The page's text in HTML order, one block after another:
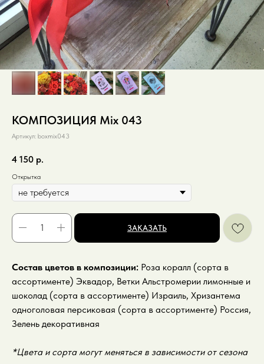
КОМПОЗИЦИЯ Mix 043
Артикул: boxmix043
4 150 р.
Открытка
ЗАКАЗАТЬ
Состав цветов в композиции: Роза коралл (сорта в
ассортименте) Эквадор, Ветки Альстромерии лимонные и
шоколад (сорта в ассортименте) Израиль, Хризантема
одноголовая персиковая (сорта в ассортименте) Россия,
Зелень декоративная
*Цвета и сорта могут меняться в зависимости от сезона